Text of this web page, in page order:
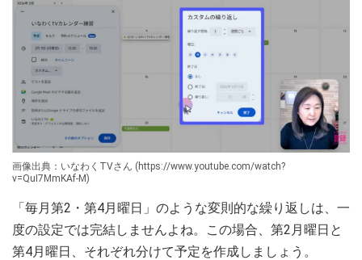
画像出典：いなわくTVさん (https://www.youtube.com/watch?
v=QuI7MmKAf-M)
「毎月第2・第4月曜日」のような変則的な繰り返しは、一
度の設定では完結しませんよね。この場合、第2月曜日と
第4月曜日、それぞれ分けて予定を作成しましょう。